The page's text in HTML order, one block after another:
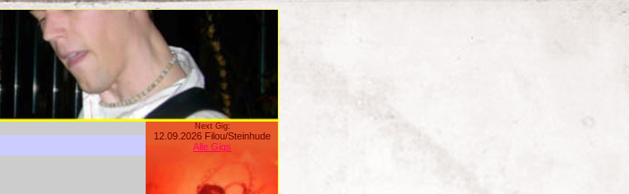
Next Gig:
12.09.2026 Filou/Steinhude
Alle Gigs